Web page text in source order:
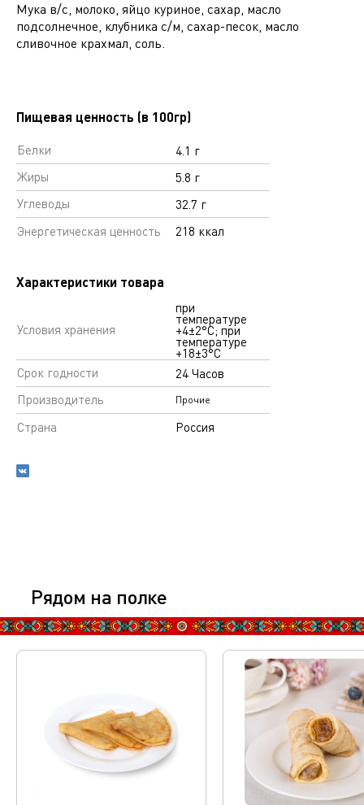
Мука в/с, молоко, яйцо куриное, сахар, масло
подсолнечное, клубника с/м, сахар-песок, масло
сливочное крахмал, соль.
Пищевая ценность (в 100гр)
Белки
4.1 г
Жиры
5.8 г
Углеводы
32.7 г
Энергетическая ценность
218 ккал
Характеристики товара
Условия хранения
при
температуре
+4±2°С; при
температуре
+18±3°С
Срок годности
24 Часов
Производитель
Прочие
Страна Россия
Рядом на полке